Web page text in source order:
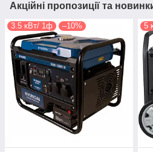
Акційні пропозиції та
3.5 кВт/ 1ф –10% 5